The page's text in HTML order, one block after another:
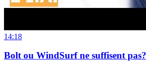
14:18
Bolt ou WindSurf ne suffisent